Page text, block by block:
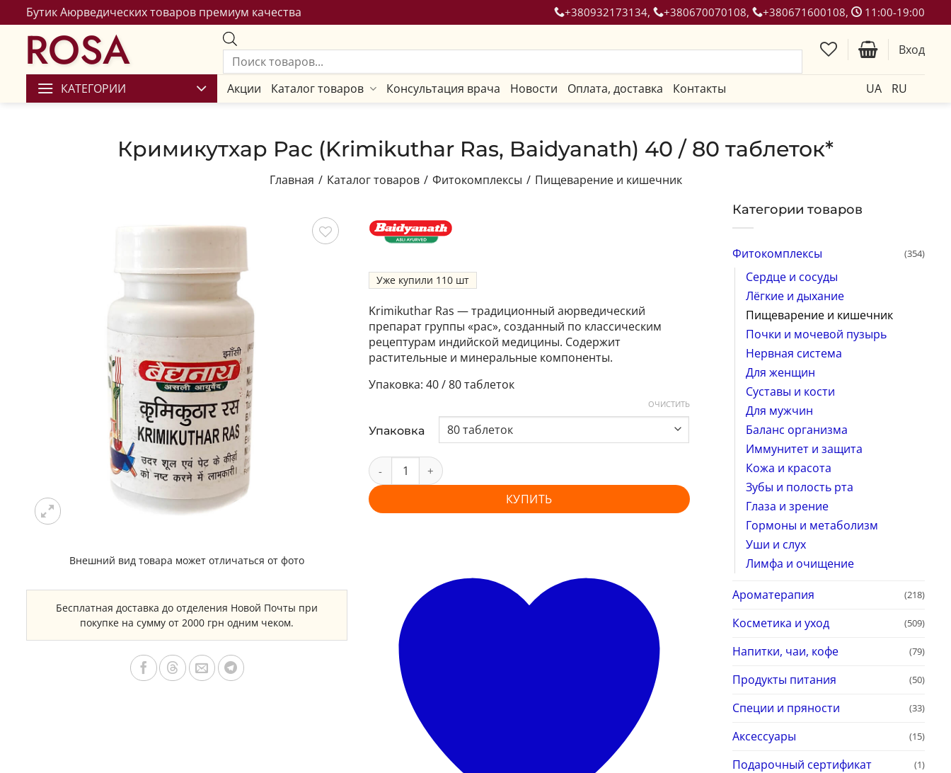
Бутик Аюрведических товаров премиум качества +380932173134, +380670070108, +380671600108, 11:00-19:00
ROSA Вход
КАТЕГОРИИ Акции Каталог товаров Консультация врача Новости Оплата, доставка Контакты UA RU
Кримикутхар Рас (Krimikuthar Ras, Baidyanath) 40 / 80 таблеток*
Главная / Каталог товаров / Фитокомплексы / Пищеварение и кишечник
Категории товаров
Фитокомплексы (354)
Сердце и сосуды
Лёгкие и дыхание
Пищеварение и кишечник
Почки и мочевой пузырь
Нервная система
Для женщин
Суставы и кости
Для мужчин
Баланс организма
Иммунитет и защита
Кожа и красота
Зубы и полость рта
Глаза и зрение
Гормоны и метаболизм
Уши и слух
Лимфа и очищение
Ароматерапия
(218)
Косметика и уход (509)
Напитки, чаи, кофе (79)
Продукты питания (50)
Специи и пряности (33)
Аксессуары (15)
Подарочный сертификат (1)
Внешний вид товара может отличаться от фото
Бесплатная доставка до отделения Новой Почты при
покупке на сумму от 2000 грн одним чеком.
Уже купили 110
Krimikuthar Ras — традиционный аюрведический
препарат группы «рас», созданный по классическим
рецептурам индийской медицины. Содержит
растительные и минеральные компоненты.
40 / 80 таблеток
Упаковка
ОЧИСТИТЬ
КУПИТЬ